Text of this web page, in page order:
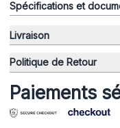
Spécifications et
Livraison
Politique de Retour
Paiements